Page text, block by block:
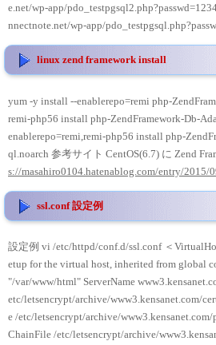
e.net/wp-app/
nnectnote.net/wp-app/
linux zend framework install
yum -y install --enablerepo=remi php-
remi-php56 install php-ZendFramework-Db-
enablerepo=remi,remi-php56 install php-
ql.noarch 参考サイト CentOS(6.7) に Zend
s://masahiro0104.hatenablog.com/entry/2015/
ssl.conf 設定例
設定例 vi /etc/httpd/conf.d/ssl.conf ＜
etup for the virtual host, inherited from global
"/var/www/html" ServerName
etc/letsencrypt/archive/www3.kensanet.com/
e /etc/letsencrypt/archive/
ChainFile /etc/letsencrypt/archive/